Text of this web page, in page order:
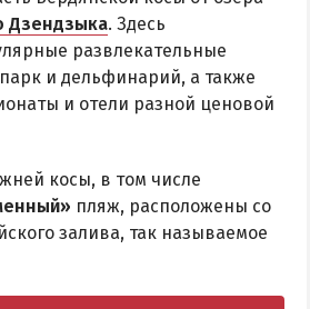
Дзендзыка. Здесь
развлекательные
и дельфинарий, а также
и отели разной ценовой
косы, в том числе
пляж, расположены со
залива, так называемое